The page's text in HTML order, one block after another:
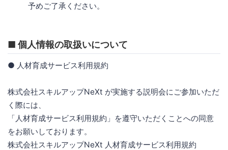
予めご了承ください。
■ 個人情報の取扱いについて
● 人材育成サービス利用規約
株式会社スキルアップNeXt が実施する説明会にご参加いただ
く際には、
「人材育成サービス利用規約」を遵守いただくことへの同意
をお願いしております。
株式会社スキルアップNeXt 人材育成サービス利用規約